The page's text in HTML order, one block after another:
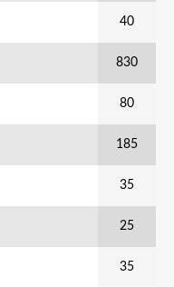
40
830
80
185
35
25
35